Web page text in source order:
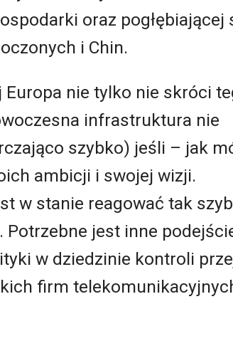
oraz pogłębiającej
i Chin.
nie tylko nie skróci
infrastruktura nie
szybko) jeśli – jak
ambicji i swojej wizji.
w stanie reagować tak
jest inne
w dziedzinie kontroli
firm